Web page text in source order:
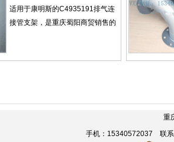
适用于康明斯的C4935191排气连
接管支架，是重庆蜀阳商贸销售的
重
手机：15340572037 联